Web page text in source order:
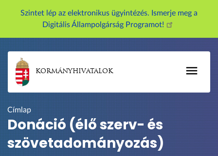
á
a
a
r
t
a
l
o
Szintet lép az elektronikus ügyintézés. Ismerje meg a
Digitális Állampolgárság Programot!
KORMÁNYHIVATALOK
Címlap
Donáció (élő szerv- és
szövetadományozás)